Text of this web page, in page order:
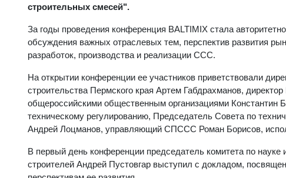
строительных смесей".
За годы проведения конференция BALTIMIX стала
обсуждения важных отраслевых тем, перспектив развития
разработок, производства и реализации ССС.
На открытии конференции ее участников приветствовали
строительства Пермского края Артем Габдрахманов,
общероссийскими общественным организациями
техническому регулированию, Председатель Совета по
Андрей Лоцманов, управляющий СПССС Роман Борисов,
В первый день конференции председатель комитета по
строителей Андрей Пустовгар выступил с докладом,